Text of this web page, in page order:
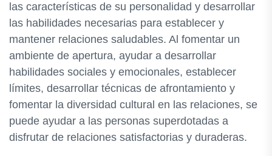
las características de su personalidad y desarrollar
las habilidades necesarias para establecer y
mantener relaciones saludables. Al fomentar un
ambiente de apertura, ayudar a desarrollar
habilidades sociales y emocionales, establecer
límites, desarrollar técnicas de afrontamiento y
fomentar la diversidad cultural en las relaciones, se
puede ayudar a las personas superdotadas a
disfrutar de relaciones satisfactorias y duraderas.